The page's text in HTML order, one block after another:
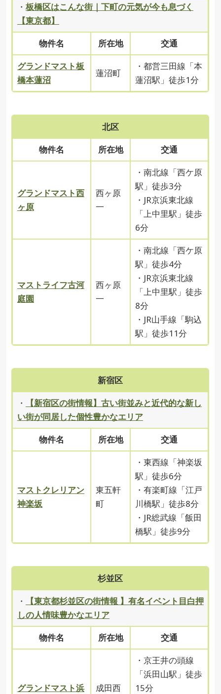
・ 板橋区はこんな街｜下町の元気が今も息づく
【東京都】
物件名
所在地
交通
グランドマスト板
橋本蓮沼
蓮沼町
・都営三田線「本
蓮沼駅」徒歩1分
北区
物件名
所在地 交通
グランドマスト西
ヶ原
西ヶ原
一
・南北線「西ケ原
駅」徒歩3分
・JR京浜東北線
「上中里駅」徒歩
6分
マストライフ古河
庭園
西ヶ原
一
・南北線「西ケ原
駅」徒歩4分
・JR京浜東北線
「上中里駅」徒歩
8分
・JR山手線「駒込
駅」徒歩11分
新宿区
・
【新宿区の街情報】古い街並みと近代的な新し
い街が同居した個性豊かなエリア
物件名
所在地 交通
マストクレリアン
神楽坂
東五軒
町
・東西線「神楽坂
駅」徒歩6分
・有楽町線「江戸
川橋駅」徒歩8分
・JR総武線「飯田
橋駅」徒歩9分
杉並区
・
【東京都杉並区の街情報 】有名イベント目白押
しの人情味豊かなエリア
物件名
所在地 交通
グランドマスト浜
成田西
・京王井の頭線
「浜田山駅」徒歩
15分